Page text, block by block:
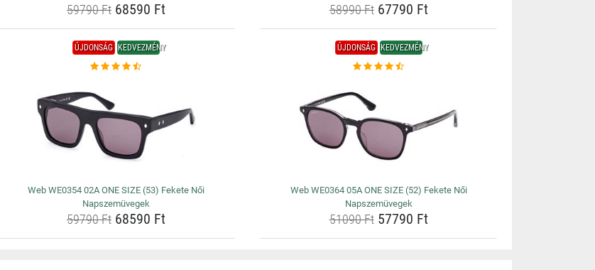
59790 Ft68590 Ft 58990 Ft67790 Ft
ÚJDONSÁG KEDVEZMÉNY
Web WE0354 02A ONE SIZE (53) Fekete Női
Napszemüvegek
59790 Ft68590 Ft
ÚJDONSÁG KEDVEZMÉNY
Web WE0364 05A ONE SIZE (52) Fekete Női
Napszemüvegek
51090 Ft57790 Ft